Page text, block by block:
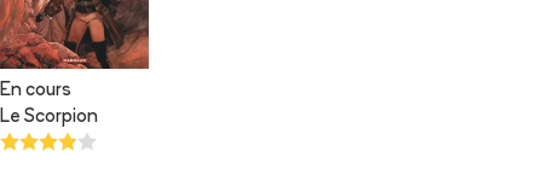
En cours
Le Scorpion